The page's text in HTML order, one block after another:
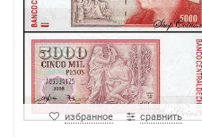
избранное сравнить